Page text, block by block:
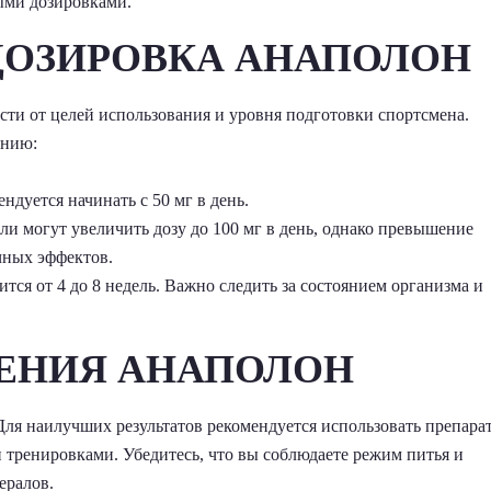
АНАПОЛОН
от целей использования и уровня подготовки спортсмена.
начинать с 50 мг в день.
могут увеличить дозу до 100 мг в день, однако превышение
эффектов.
от 4 до 8 недель. Важно следить за состоянием организма и
АНАПОЛОН
наилучших результатов рекомендуется использовать
Убедитесь, что вы соблюдаете режим питья и